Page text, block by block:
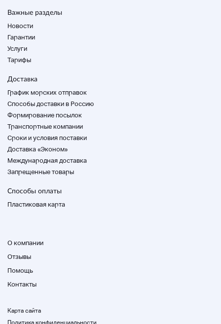
хотите доставить на Окинаву и некоторые
отдаленные острова)
* О нашем использовании *
Важные разделы
Новости
Гарантии
Услуги
Тарифы
Доставка
График морских отправок
Способы доставки в Россию
Формирование посылок
Транспортные компании
Cроки и условия поставки
Доставка «Эконом»
Международная доставка
Запрещенные товары
Способы оплаты
Пластиковая карта
О компании
Отзывы
Помощь
Контакты
Карта сайта
Политика конфиденциальности